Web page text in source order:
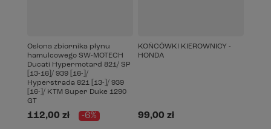
Osłona zbiornika płynu
hamulcowego SW-MOTECH
Ducati Hypermotard 821/ SP
[13-16]/ 939 [16-]/
Hyperstrada 821 [13-]/ 939
[16-]/ KTM Super Duke 1290
GT
112,00 zł -6%
KOŃCÓWKI KIEROWNICY -
HONDA
99,00 zł